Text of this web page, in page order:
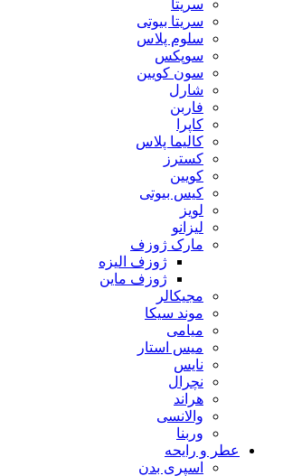
سریتا
سریتا بیوتی
سلوم پلاس
سوپکس
سون کویین
شارل
فاربن
کاپرا
کالیما پلاس
کسترز
کویین
کیس بیوتی
لیزانو
مارک ژوزف
ژوزف الیزه
ژوزف ماین
مجیکالر
موند سیکا
میامی
میس استار
نایس
نچرال
هراند
والانسی
وربنا
عطر و رایحه
اسپری بدن